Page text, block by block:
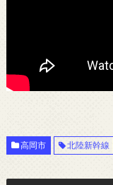
高岡市 北陸新幹線